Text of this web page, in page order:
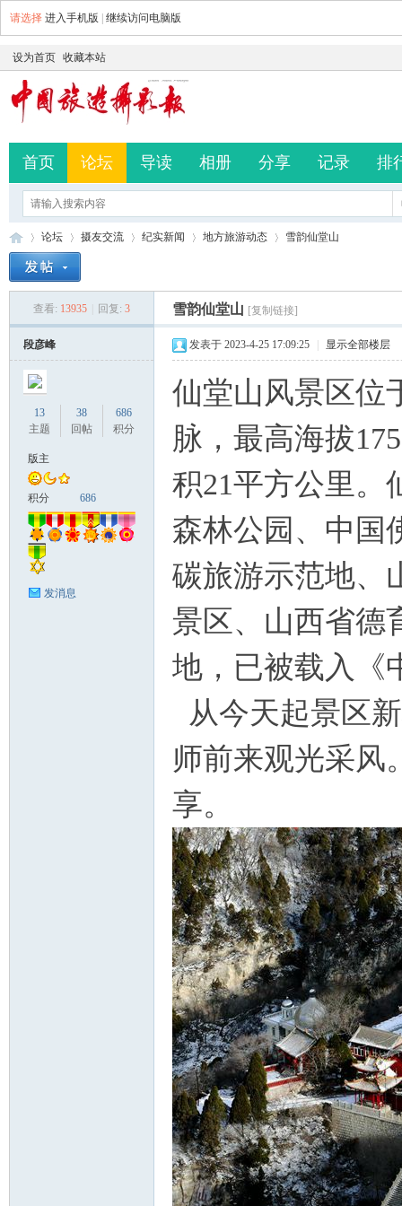
请选择 进入手机版 继续访问电脑版
设为首页 收藏本站
首页 论坛 导读 相册 分享 记录 排
论坛
›
摄友交流
›
纪实新闻
›
地方旅游动态
›
雪韵仙堂山
查看: 13935 回复: 3 雪韵仙堂山 [复制链接]
段彦峰
13
主题
38
回帖
686
积分
版主
积分 686
发消息
发表于 2023-4-25 17:09:25 显示全部楼层
仙堂山风景区位
脉，最高海拔
积21平方公里
森林公园、中国
碳旅游示范地、
景区、山西省德
地，已被载入《
从今天起景区
师前来观光采风
享。